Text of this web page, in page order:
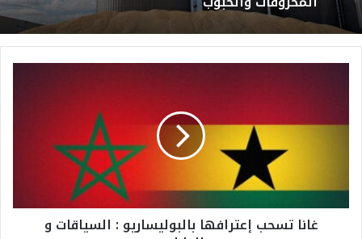
ا
ب
إ
غانا تسحب إعترافها بالبوليساريو : السياقات و